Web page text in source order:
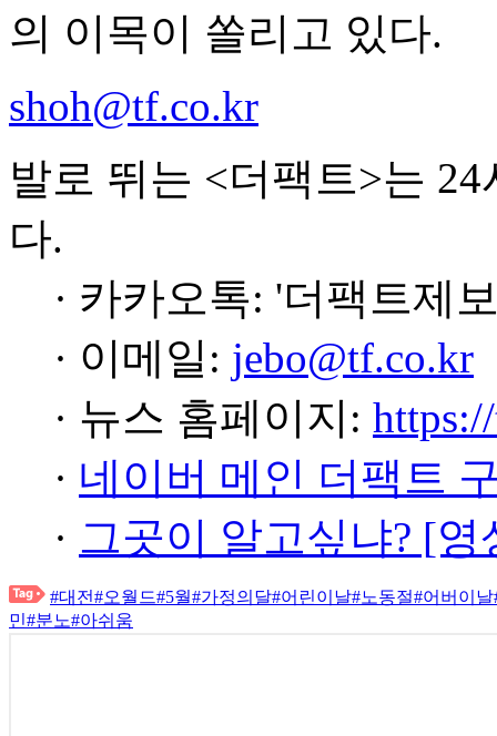
의 이목이 쏠리고 있다.
shoh@tf.co.kr
발로 뛰는 <더팩트>는
다.
· 카카오톡: '더팩트제
· 이메일: jebo@tf.co.kr
· 뉴스 홈페이지:
· 네이버 메인 더팩트
· 그곳이 알고싶냐? [
#대전#오월드#5월#가정의달#어린이날#노동절#어버이날
민#분노#아쉬움